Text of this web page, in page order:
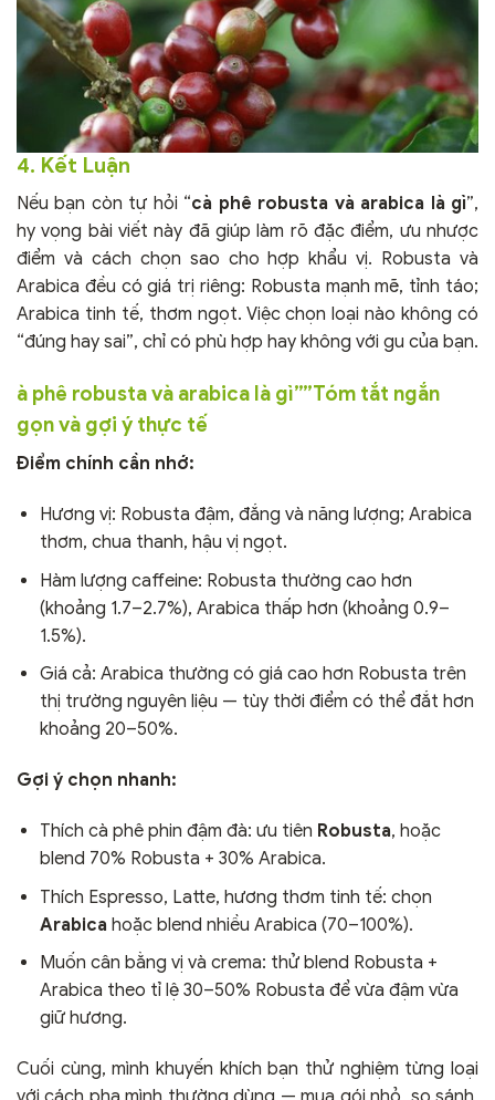
4. Kết Luận
Nếu bạn còn tự hỏi “cà phê robusta và arabica là gì”,
hy vọng bài viết này đã giúp làm rõ đặc điểm, ưu nhược
điểm và cách chọn sao cho hợp khẩu vị. Robusta và
Arabica đều có giá trị riêng: Robusta mạnh mẽ, tỉnh táo;
Arabica tinh tế, thơm ngọt. Việc chọn loại nào không có
“đúng hay sai”, chỉ có phù hợp hay không với gu của bạn.
à phê robusta và arabica là gì””Tóm tắt ngắn
gọn và gợi ý thực tế
Điểm chính cần nhớ:
Hương vị: Robusta đậm, đắng và năng lượng; Arabica
thơm, chua thanh, hậu vị ngọt.
Hàm lượng caffeine: Robusta thường cao hơn
(khoảng 1.7–2.7%), Arabica thấp hơn (khoảng 0.9–
1.5%).
Giá cả: Arabica thường có giá cao hơn Robusta trên
thị trường nguyên liệu — tùy thời điểm có thể đắt hơn
khoảng 20–50%.
Gợi ý chọn nhanh:
Thích cà phê phin đậm đà: ưu tiên Robusta, hoặc
blend 70% Robusta + 30% Arabica.
Thích Espresso, Latte, hương thơm tinh tế: chọn
Arabica hoặc blend nhiều Arabica (70–100%).
Muốn cân bằng vị và crema: thử blend Robusta +
Arabica theo tỉ lệ 30–50% Robusta để vừa đậm vừa
giữ hương.
Cuối cùng, mình khuyến khích bạn thử nghiệm từng loại